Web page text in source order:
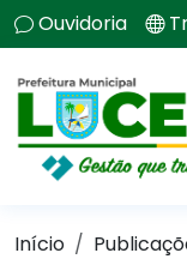
Ouvidoria
Início